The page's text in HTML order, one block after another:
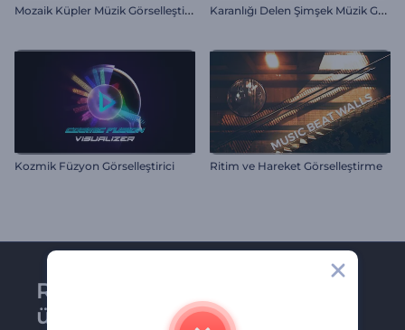
M
ozaik Küpler Müzik Görselleştirici K
aranlığı Delen Şimşek Müzik Görselleştirici
Kozmik Füzyon Görselleştirici Ritim ve Hareket Görselleştirme
Renderforest bültenine
üye olun